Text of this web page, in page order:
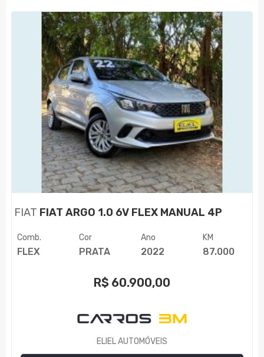
FIAT FIAT ARGO 1.0 6V FLEX MANUAL 4P
Comb.
FLEX
Cor
PRATA
Ano
2022
KM
87.000
R$ 60.900,00
ELIEL AUTOMÓVEIS